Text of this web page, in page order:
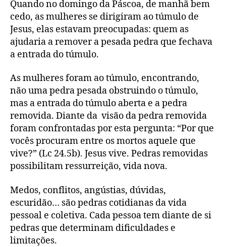
Quem
removerá
pedras?
Quando no domingo da Páscoa, de manhã bem
cedo, as mulheres se dirigiram ao túmulo de
Jesus, elas estavam preocupadas: quem as
ajudaria a remover a pesada pedra que fechava
a entrada do túmulo.
As mulheres foram ao túmulo, encontrando,
não uma pedra pesada obstruindo o túmulo,
mas a entrada do túmulo aberta e a pedra
removida. Diante da visão da pedra removida
foram confrontadas por esta pergunta: “Por que
vocês procuram entre os mortos aquele que
vive?” (Lc 24.5b). Jesus vive. Pedras removidas
possibilitam ressurreição, vida nova.
Medos, conflitos, angústias, dúvidas,
escuridão… são pedras cotidianas da vida
pessoal e coletiva. Cada pessoa tem diante de si
pedras que determinam dificuldades e
limitações.